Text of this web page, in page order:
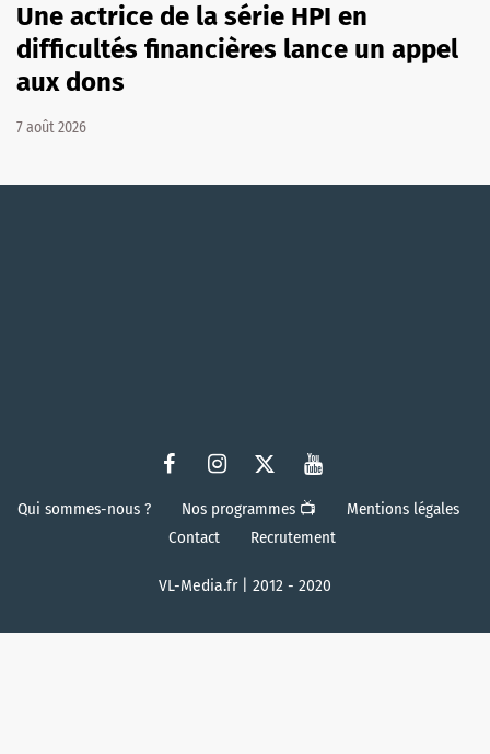
Une actrice de la série HPI en
difficultés financières lance un appel
aux dons
7 août 2026
Qui sommes-nous ? Nos programmes 📺
Mentions légales
Contact
Recrutement
VL-Media.fr | 2012 - 2020